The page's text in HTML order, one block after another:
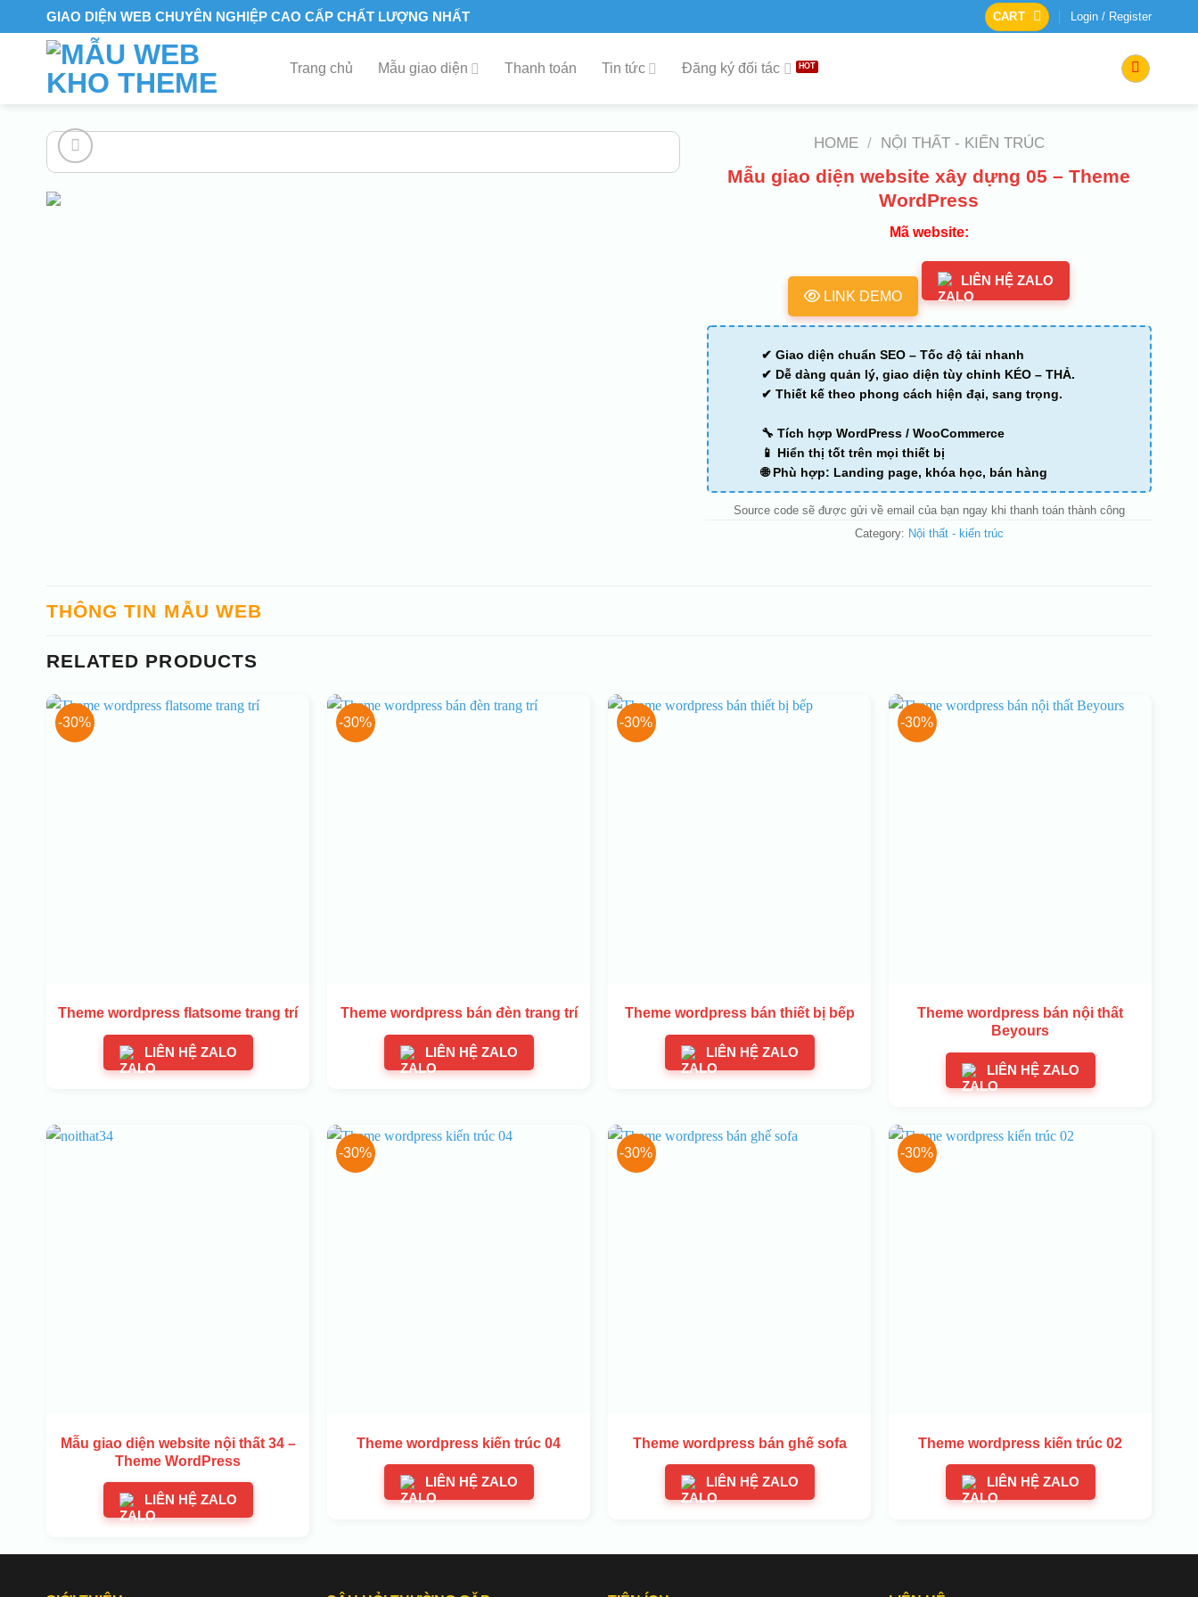
to
GIAO DIỆN WEB CHUYÊN NGHIỆP CAO CẤP CHẤT LƯỢNG NHẤT CART Login / Register
Trang chủ Mẫu giao diện Thanh toán Tin tức Đăng ký đối tác
HOME / NỘI THẤT - KIẾN TRÚC
Mẫu giao diện website xây dựng 05 – Theme
WordPress
Mã website:
LINK DEMO
LIÊN HỆ ZALO
✔ Giao diện chuẩn SEO – Tốc độ tải nhanh
✔ Dễ dàng quản lý, giao diện tùy chỉnh KÉO – THẢ.
✔ Thiết kế theo phong cách hiện đại, sang trọng.
🔧 Tích hợp WordPress / WooCommerce
📱 Hiển thị tốt trên mọi thiết bị
🌐 Phù hợp: Landing page, khóa học, bán hàng
Source code sẽ được gửi về email của bạn ngay khi thanh toán thành công
Category: Nội thất - kiến trúc
THÔNG TIN MẪU WEB
RELATED PRODUCTS
-30%
Theme wordpress flatsome trang trí
LIÊN HỆ ZALO
-30%
Theme wordpress bán đèn trang trí
LIÊN HỆ ZALO
-30%
Theme wordpress bán thiết bị bếp
LIÊN HỆ ZALO
-30%
Theme wordpress bán nội thất
Beyours
LIÊN HỆ ZALO
Mẫu giao diện website nội thất 34 –
Theme WordPress
LIÊN HỆ ZALO
-30%
Theme wordpress kiến trúc 04
LIÊN HỆ ZALO
-30%
Theme wordpress bán ghế sofa
LIÊN HỆ ZALO
-30%
Theme wordpress kiến trúc 02
LIÊN HỆ ZALO